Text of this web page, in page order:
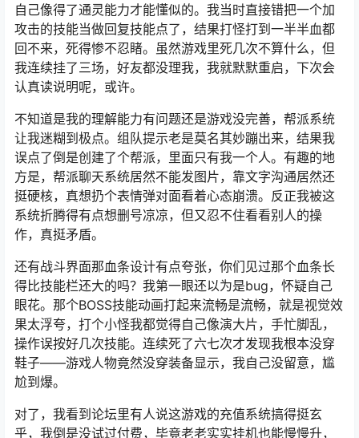
自己像得了通灵能力才能懂似的。我当时直接错把一个加
攻击的技能当做回复技能点了，结果打怪打到一半半血都
回不来，死得惨不忍睹。虽然游戏里死几次不算什么，但
我连续挂了三场，好友都没理我，我就默默重启，下次会
认真读说明呢，或许。
不知道是我的理解能力有问题还是游戏没完善，帮派系统
让我迷糊到极点。组队提示老是莫名其妙蹦出来，结果我
误点了倒是创建了个帮派，里面只有我一个人。有趣的地
方是，帮派聊天系统居然不能发图片，靠文字沟通居然还
挺硬核，真想扔个表情弹对面看着心态崩溃。反正我被这
系统折腾得有点想删号凉凉，但又忍不住看看别人的操
作，真挺矛盾。
还有战斗界面那血条设计有点夸张，你们见过那个血条长
得比技能栏还大的吗？我第一眼还以为是bug，怀疑自己
眼花。那个BOSS技能动画打起来流畅是流畅，就是视觉效
果太浮夸，打个小怪我都觉得自己像演大片，手忙脚乱，
操作误按好几次技能。连续死了六七次才发现我根本没穿
鞋子——游戏人物竟然没穿装备显示，我自己没留意，尴
尬到爆。
对了，我看到论坛里有人说这游戏的充值系统搞得挺玄
乎，我倒是没试过付费，毕竟老老实实挂机也能慢慢升，